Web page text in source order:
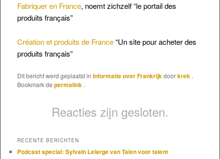
Fabriquer en France, noemt zichzelf “le portail des
produits français”
Création et produits de France“Un site pour acheter des
produits français”
Dit bericht werd geplaatst in Informatie over Frankrijkdoorkrek .
Bookmark de permalink .
Reacties zijn gesloten.
RECENTE BERICHTEN
Podcast special: Sylvain Lelarge van Talen voor talent